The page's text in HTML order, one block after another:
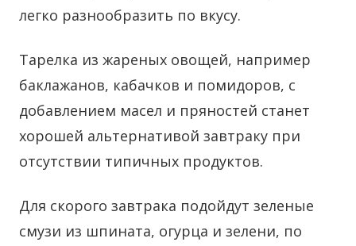
легко разнообразить по вкусу.
Тарелка из жареных овощей, например
баклажанов, кабачков и помидоров, с
добавлением масел и пряностей станет
хорошей альтернативой завтраку при
отсутствии типичных продуктов.
Для скорого завтрака подойдут зеленые
смузи из шпината, огурца и зелени, по